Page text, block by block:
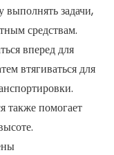
выполнять задачи,
средствам.
вперед для
втягиваться для
также помогает